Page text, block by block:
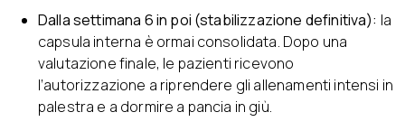
Dalla settimana 6 in poi (stabilizzazione definitiva): la
capsula interna è ormai consolidata. Dopo una
valutazione finale, le pazienti ricevono
l’autorizzazione a riprendere gli allenamenti intensi in
palestra e a dormire a pancia in giù.